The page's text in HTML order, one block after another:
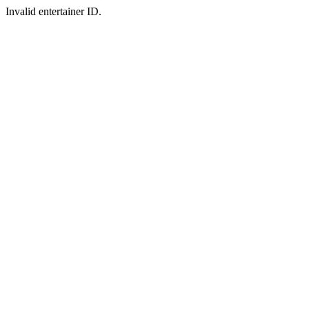
Invalid entertainer ID.